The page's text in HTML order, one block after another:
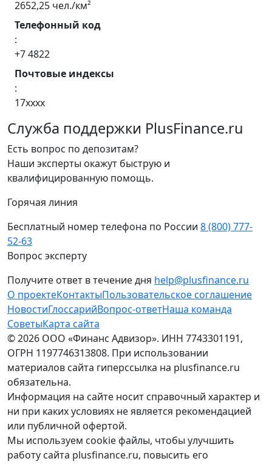
2652,25 чел./км²
Телефонный код
:
+7 4822
Почтовые индексы
:
17xxxx
Служба поддержки PlusFinance.ru
Есть вопрос по депозитам?
Наши эксперты окажут быструю и
квалифицированную помощь.
Горячая линия
Бесплатный номер телефона по России 8 (800) 777-
52-63
Вопрос эксперту
Получите ответ в течение дня help@plusfinance.ru
О проектеКонтактыПользовательское соглашение
НовостиГлоссарийВопрос-ответНаша команда
СоветыКарта сайта
© 2026 ООО «Финанс Адвизор». ИНН 7743301191,
ОГРН 1197746313808. При использовании
материалов сайта гиперссылка на plusfinance.ru
обязательна.
Информация на сайте носит справочный характер и
ни при каких условиях не является рекомендацией
или публичной офертой.
Мы используем cookie файлы, чтобы улучшить
работу сайта plusfinance.ru, повысить его